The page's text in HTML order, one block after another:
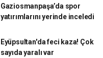
Gaziosmanpaşa’da spor
yatırımlarını yerinde inceledi
Eyüpsultan'da feci kaza! Çok
sayıda yaralı var